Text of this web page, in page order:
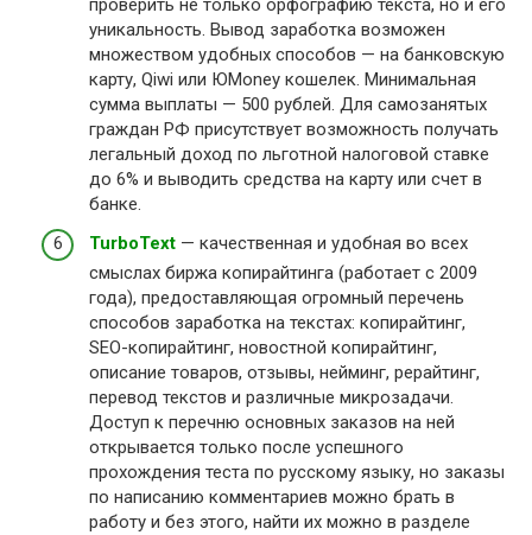
проверить не только орфографию текста, но и его
уникальность. Вывод заработка возможен
множеством удобных способов — на банковскую
карту, Qiwi или ЮMoney кошелек. Минимальная
сумма выплаты — 500 рублей. Для самозанятых
граждан РФ присутствует возможность получать
легальный доход по льготной налоговой ставке
до 6% и выводить средства на карту или счет в
банке.
TurboText — качественная и удобная во всех
смыслах биржа копирайтинга (работает с 2009
года), предоставляющая огромный перечень
способов заработка на текстах: копирайтинг,
SEO-копирайтинг, новостной копирайтинг,
описание товаров, отзывы, нейминг, рерайтинг,
перевод текстов и различные микрозадачи.
Доступ к перечню основных заказов на ней
открывается только после успешного
прохождения теста по русскому языку, но заказы
по написанию комментариев можно брать в
работу и без этого, найти их можно в разделе